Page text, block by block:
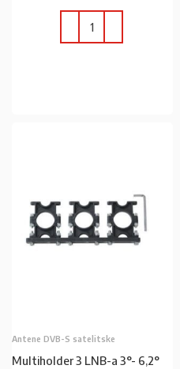
Antene DVB-S satelitske
Multiholder 3 LNB-a 3°- 6,2°